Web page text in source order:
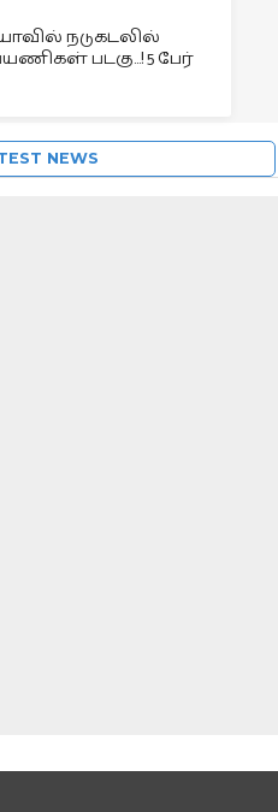
நடுகடலில்
படகு…! 5 பேர்
NEWS